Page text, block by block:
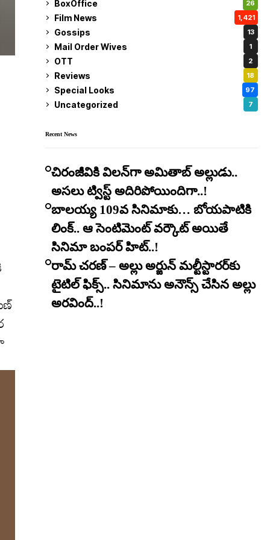
BoxOffice 26
Film News 1,421
Gossips 13
Mail Order Wives 1
OTT 2
Reviews 18
Special Looks 97
Uncategorized 7
Recent News
చిరంజీవికి విలన్‌గా అమితాబ్ అల్లుడు..
అసలు ట్విస్ట్ అదిరిపోయిందిగా..!
బాలయ్య 109వ సినిమాకు… బోయపాటికి
లింక్.. ఆ సెంటిమెంట్ వర్కౌట్ అయితే
సినిమా బంపర్ హిట్..!
రామ్ చరణ్ – అల్లు అర్జున్ మల్టీస్టారర్​కు
టైటిల్ ఫిక్స్.. సినిమాను అనౌన్స్ చేసిన అల్లు
అరవింద్..!